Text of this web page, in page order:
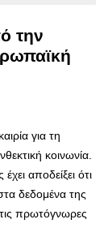
την
για τη
κοινωνία.
αποδείξει ότι
δεδομένα της
πρωτόγνωρες